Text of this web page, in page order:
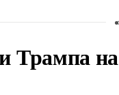
Трампа на